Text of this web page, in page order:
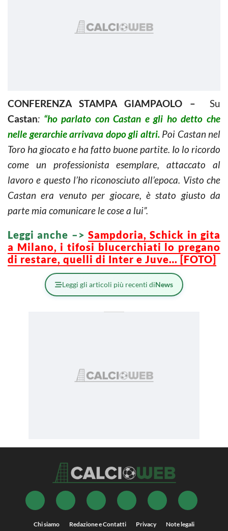
CONFERENZA STAMPA GIAMPAOLO –
Su
Castan: “ho parlato con Castan e gli ho detto che
nelle gerarchie arrivava dopo gli altri. Poi Castan nel
Toro ha giocato e ha fatto buone partite. Io lo ricordo
come un professionista esemplare, attaccato al
lavoro e questo l’ho riconosciuto all’epoca. Visto che
Castan era venuto per giocare, è stato giusto da
parte mia comunicare le cose a lui”.
Leggi anche –> Sampdoria, Schick in gita
a Milano, i tifosi blucerchiati lo pregano
di restare, quelli di Inter e Juve… [FOTO]
Leggi gli articoli più recenti diNews
Chi siamo Redazione e Contatti Privacy Note legali